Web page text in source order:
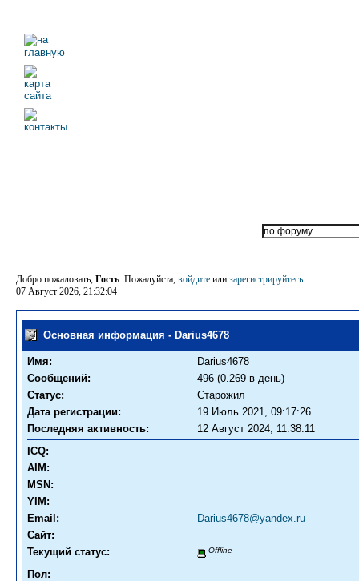
Добро пожаловать, Гость. Пожалуйста, войдите или зарегистрируйтесь.
07 Август 2026, 21:32:04
Основная информация - Darius4678
Имя:
Darius4678
Сообщений:
496 (0.269 в день)
Статус:
Старожил
Дата регистрации:
19 Июль 2021, 09:17:26
Последняя активность:
12 Август 2024, 11:38:11
ICQ:
AIM:
MSN:
YIM:
Email:
Darius4678@yandex.ru
Сайт:
Текущий статус:
Offline
Пол: